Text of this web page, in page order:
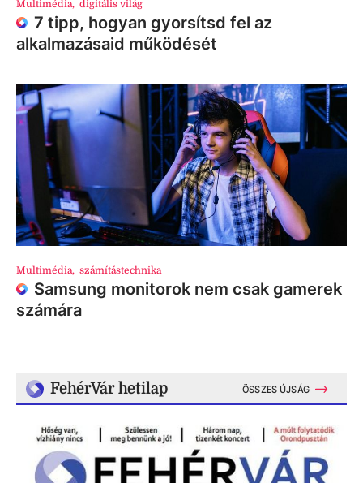
Multimédia, digitális világ
7 tipp, hogyan gyorsítsd fel az
alkalmazásaid működését
Multimédia, számítástechnika
Samsung monitorok nem csak gamerek
számára
FehérVár hetilap ÖSSZES ÚJSÁG